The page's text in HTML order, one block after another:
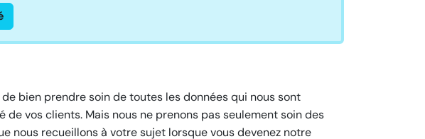
bien prendre soin de toutes les données qui nous sont
vos clients. Mais nous ne prenons pas seulement soin des
nous recueillons à votre sujet lorsque vous devenez notre